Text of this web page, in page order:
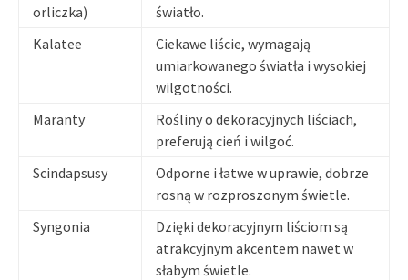
orliczka)
światło.
Kalatee
Ciekawe liście, wymagają
umiarkowanego światła i wysokiej
wilgotności.
Maranty
Rośliny o dekoracyjnych liściach,
preferują cień i wilgoć.
Scindapsusy
Odporne i łatwe w uprawie, dobrze
rosną w rozproszonym świetle.
Syngonia
Dzięki dekoracyjnym liściom są
atrakcyjnym akcentem nawet w
słabym świetle.